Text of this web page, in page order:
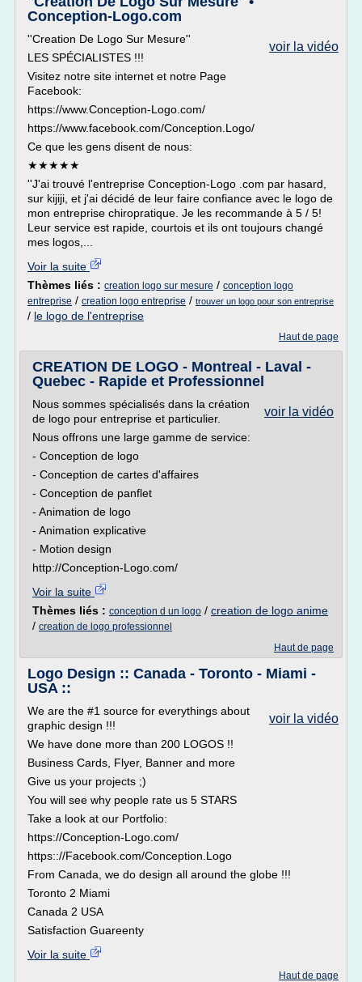
Conception-Logo.com
voir la vidéo
''Creation De Logo Sur Mesure''
LES SPÉCIALISTES !!!
Visitez notre site internet et notre Page
Facebook:
https://www.Conception-Logo.com/
https://www.facebook.com/Conception.Logo/
Ce que les gens disent de nous:
★★★★★
''J'ai trouvé l'entreprise Conception-Logo .com par hasard,
sur kijiji, et j'ai décidé de leur faire confiance avec le logo de
mon entreprise chiropratique. Je les recommande à 5 / 5!
Leur service est rapide, courtois et ils ont toujours changé
mes logos,...
Voir la suite
Thèmes liés : creation logo sur mesure / conception logo
entreprise / creation logo entreprise / trouver un logo pour son entreprise
/ le logo de l'entreprise
Haut de page
CREATION DE LOGO - Montreal - Laval -
Quebec - Rapide et Professionnel
voir la vidéo
Nous sommes spécialisés dans la création
de logo pour entreprise et particulier.
Nous offrons une large gamme de service:
- Conception de logo
- Conception de cartes d'affaires
- Conception de panflet
- Animation de logo
- Animation explicative
- Motion design
http://Conception-Logo.com/
Voir la suite
Thèmes liés : conception d un logo / creation de logo anime
/ creation de logo professionnel
Haut de page
Logo Design :: Canada - Toronto - Miami -
USA ::
voir la vidéo
We are the #1 source for everythings about
graphic design !!!
We have done more than 200 LOGOS !!
Business Cards, Flyer, Banner and more
Give us your projects ;)
You will see why people rate us 5 STARS
Take a look at our Portfolio:
https://Conception-Logo.com/
https:://Facebook.com/Conception.Logo
From Canada, we do design all around the globe !!!
Toronto 2 Miami
Canada 2 USA
Satisfaction Guareenty
Voir la suite
Haut de page